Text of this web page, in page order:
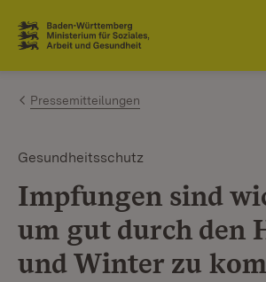
Zum Inhalt springen
Link zur Startseite
Pressemitteilungen
Gesundheitsschutz
Impfungen sind
um gut durch den
und Winter zu